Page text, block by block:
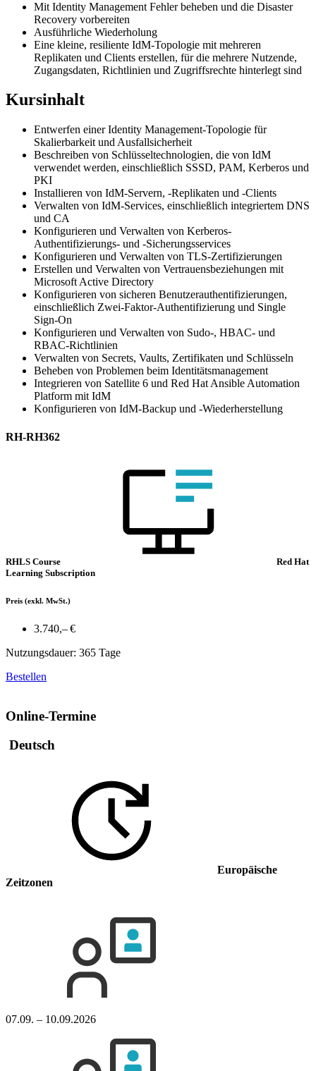
Mit Identity Management Fehler beheben und die Disaster
Recovery vorbereiten
Ausführliche Wiederholung
Eine kleine, resiliente IdM-Topologie mit mehreren
Replikaten und Clients erstellen, für die mehrere Nutzende,
Zugangsdaten, Richtlinien und Zugriffsrechte hinterlegt sind
Kursinhalt
Entwerfen einer Identity Management-Topologie für
Skalierbarkeit und Ausfallsicherheit
Beschreiben von Schlüsseltechnologien, die von IdM
verwendet werden, einschließlich SSSD, PAM, Kerberos und
PKI
Installieren von IdM-Servern, -Replikaten und -Clients
Verwalten von IdM-Services, einschließlich integriertem DNS
und CA
Konfigurieren und Verwalten von Kerberos-
Authentifizierungs- und -Sicherungsservices
Konfigurieren und Verwalten von TLS-Zertifizierungen
Erstellen und Verwalten von Vertrauensbeziehungen mit
Microsoft Active Directory
Konfigurieren von sicheren Benutzerauthentifizierungen,
einschließlich Zwei-Faktor-Authentifizierung und Single
Sign-On
Konfigurieren und Verwalten von Sudo-, HBAC- und
RBAC-Richtlinien
Verwalten von Secrets, Vaults, Zertifikaten und Schlüsseln
Beheben von Problemen beim Identitätsmanagement
Integrieren von Satellite 6 und Red Hat Ansible Automation
Platform mit IdM
Konfigurieren von IdM-Backup und -Wiederherstellung
RH-RH362
RHLS Course
Red Hat
Learning Subscription
Preis (exkl. MwSt.)
3.740,– €
Nutzungsdauer: 365 Tage
Bestellen
Online-Termine
Deutsch
Europäische
Zeitzonen
07.09. – 10.09.2026